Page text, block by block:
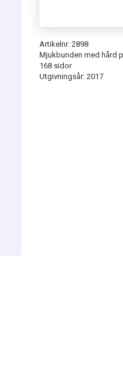
Artikelnr: 2898
Mjukbunden med hård
168 sidor
Utgivningsår: 2017